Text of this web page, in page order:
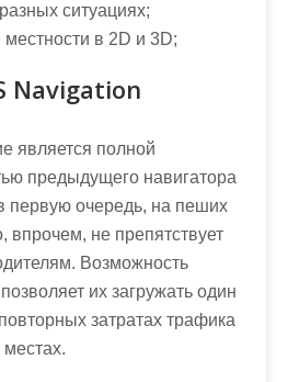
ситуациях;
в 2D и 3D;
Navigation
является полной
предыдущего навигатора
первую очередь, на пеших
впрочем, не препятствует
Возможность
их загружать один
затратах трафика